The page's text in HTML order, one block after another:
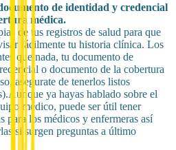
de identidad y credencial
médica.
de tus registros de salud para que
fácilmente tu historia clínica. Los
que nada, tu documento de
o documento de la cobertura
asegurate de tenerlos listos
ya hayas hablado sobre el
médico, puede ser útil tener
para los médicos y enfermeras así
si surgen preguntas a último